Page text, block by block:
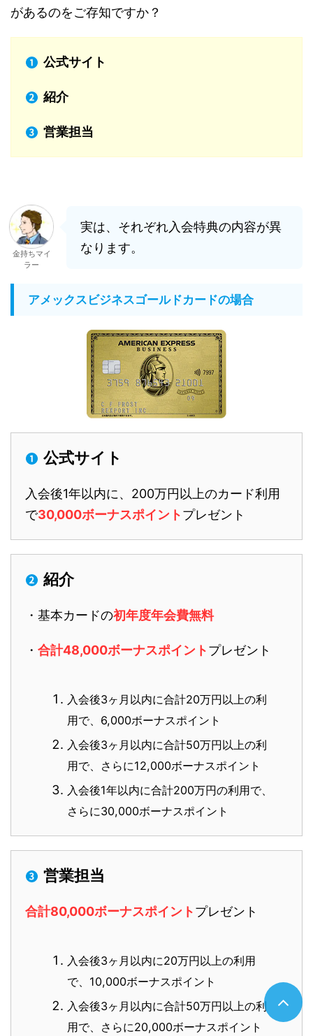
があるのをご存知ですか？
公式サイト
紹介
営業担当
金持ちマイ
ラー
実は、それぞれ入会特典の内容が異
なります。
アメックスビジネスゴールドカードの場合
公式サイト
入会後1年以内に、200万円以上のカード利用
で30,000ボーナスポイントプレゼント
紹介
・基本カードの初年度年会費無料
・ 合計48,000ボーナスポイントプレゼント
入会後3ヶ月以内に合計20万円以上の利
用で、6,000ボーナスポイント
入会後3ヶ月以内に合計50万円以上の利
用で、さらに12,000ボーナスポイント
入会後1年以内に合計200万円の利用で、
さらに30,000ボーナスポイント
営業担当
合計80,000ボーナスポイントプレゼント
入会後3ヶ月以内に20万円以上の利用
で、10,000ボーナスポイント
入会後3ヶ月以内に合計50万円以上の利
用で、さらに20,000ボーナスポイント